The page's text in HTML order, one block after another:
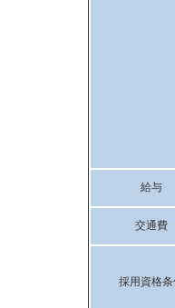
給与
交通費
採用資格条